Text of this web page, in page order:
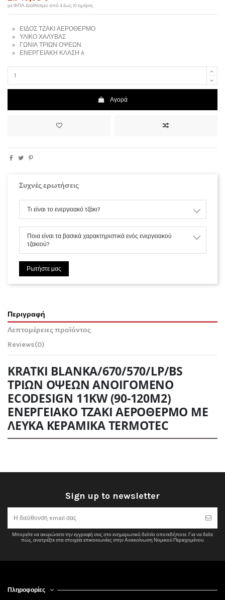
με ΦΠΑΔιαθέσιμο από 4 έως 10 ημέρες
ΕΙΔΟΣ ΤΖΑΚΙ ΑΕΡΟΘΕΡΜΟ
ΥΛΙΚΟ ΧΑΛΥΒΑΣ
ΓΩΝΙΑ ΤΡΙΩΝ ΟΨΕΩΝ
ΕΝΕΡΓΕΙΑΚΗ ΚΛΑΣΗ A
Αγορά
Συχνές ερωτήσεις
Τι είναι το ενεργειακό τζάκι?
Ποια είναι τα βασικά χαρακτηριστικά ενός ενεργειακού
τζακιού?
Ρωτήστε μας
Περιγραφή
Λεπτομέρειες προϊόντος
Reviews(0)
KRATKI BLANKA/670/570/LP/BS
ΤΡΙΩΝ ΟΨΕΩΝ ΑΝΟΙΓΟΜΕΝΟ
ECODESIGN 11KW (90-120Μ2)
ΕΝΕΡΓΕΙΑΚΟ ΤΖΑΚΙ ΑΕΡΟΘΕΡΜΟ ΜΕ
ΛΕΥΚΑ ΚΕΡΑΜΙΚΑ TERMOTEC
Sign up to newsletter
Μπορείτε να ακυρώσετε την εγγραφή σας στο ενημερωτικό δελτίο οποτεδήποτε. Για να δείτε
πώς, ανατρέξτε στα στοιχεία επικοινωνίας στην Ανακοίνωση Νομικού Περιεχομένου.
Πληροφορίες